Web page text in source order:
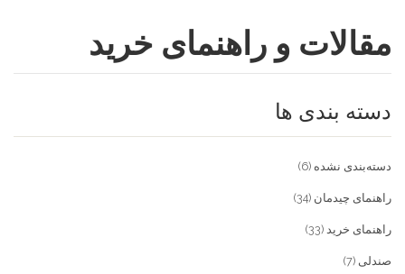
فروشگاه
میز و صندلی خانگی
تماس با ما
خدمات
تماس با ما
سوالات متداول
پیش پرداخت
مقالات و راهنمای خرید
دسته بندی ها
دسته‌بندی نشده (6)
راهنمای چیدمان (34)
راهنمای خرید (33)
صندلی (7)